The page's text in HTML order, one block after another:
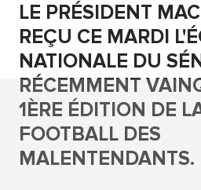
LE PRÉSIDENT
REÇU CE MARDI
NATIONALE DU
RÉCEMMENT
1ÈRE ÉDITION DE
FOOTBALL DES
MALENTENDANTS.